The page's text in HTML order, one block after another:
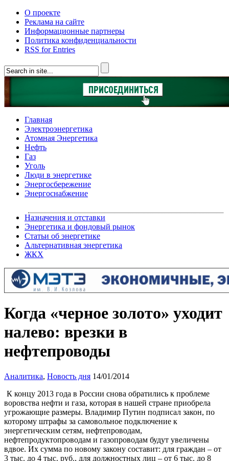
О проекте
Реклама на сайте
Информационные партнеры
Политика конфиденциальности
RSS for Entries
Главная
Электроэнергетика
Атомная Энергетика
Нефть
Газ
Уголь
Люди в энергетике
Энергосбережение
Энергоснабжение
Назначения и отставки
Энергетика и фондовый рынок
Статьи об энергетике
Альтернативная энергетика
ЖКХ
Когда «черное золото» уходит
налево: врезки в
нефтепроводы
Аналитика, Новость дня 14/01/2014
К концу 2013 года в России снова обратились к проблеме
воровства нефти и газа, которая в нашей стране приобрела
угрожающие размеры. Владимир Путин подписал закон, по
которому штрафы за самовольное подключение к
энергетическим сетям, нефтепроводам,
нефтепродуктопроводам и газопроводам будут увеличены
вдвое. Их сумма по новому закону составит: для граждан – от
3 тыс. до 4 тыс. руб., для должностных лиц – от 6 тыс. до 8